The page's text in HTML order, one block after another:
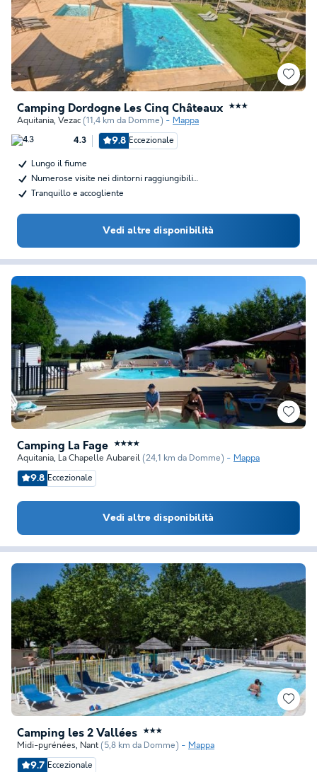
Camping Dordogne Les Cinq Châteaux ★★★
Aquitania, Vezac (11,4 km da Domme) Mappa
4.3 9.8 Eccezionale
Lungo il fiume
Numerose visite nei dintorni raggiungibili…
Tranquillo e accogliente
Vedi altre disponibilità
Camping La Fage ★★★★
Aquitania, La Chapelle Aubareil (24,1 km da Domme) Mappa
9.8 Eccezionale
Vedi altre disponibilità
Camping les 2 Vallées ★★★
Midi-pyrénées, Nant (5,8 km da Domme) Mappa
9.7 Eccezionale